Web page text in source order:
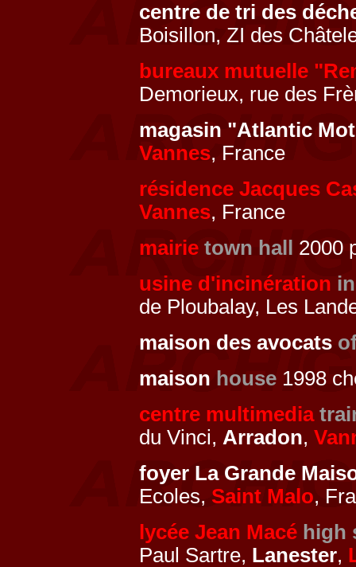
centre de tri des
Boisillon, ZI des
bureaux mutuelle
Demorieux, rue des
magasin "Atlantic
Vannes, France
résidence Jacques
Vannes, France
mairie town hall
2000
usine d'incinération
de Ploubalay, Les
maison des avocats
maison house 1998
centre multimedia
du Vinci, Arradon,
foyer La Grande
Ecoles, Saint Malo,
lycée Jean Macé high
Paul Sartre, Lanester,